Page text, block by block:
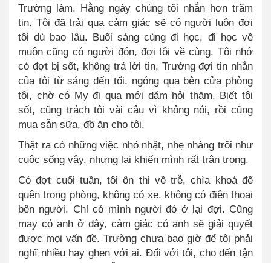
Trường làm. Hằng ngày chúng tôi nhắn hơn trăm
tin. Tôi đã trải qua cảm giác sẽ có người luôn đợi
tôi dù bao lâu. Buổi sáng cùng đi học, đi học về
muộn cũng có người đón, đợi tôi về cùng. Tôi nhớ
có đợt bị sốt, không trả lời tin, Trường đợi tin nhắn
của tôi từ sáng đến tối, ngóng qua bên cửa phòng
tôi, chờ có My đi qua mới dám hỏi thăm. Biết tôi
sốt, cũng trách tôi vài câu vì không nói, rồi cũng
mua sẵn sữa, đồ ăn cho tôi.
Thật ra có những việc nhỏ nhặt, nhẹ nhàng trôi như
cuộc sống vậy, nhưng lại khiến mình rất trân trọng.
Có đợt cuối tuần, tôi ôn thi về trễ, chìa khoá để
quên trong phòng, không có xe, không có điện thoại
bên người. Chỉ có mình người đó ở lại đợi. Cũng
may có anh ở đây, cảm giác có anh sẽ giải quyết
được mọi vấn đề. Trường chưa bao giờ để tôi phải
nghĩ nhiều hay ghen với ai. Đối với tôi, cho đến tận